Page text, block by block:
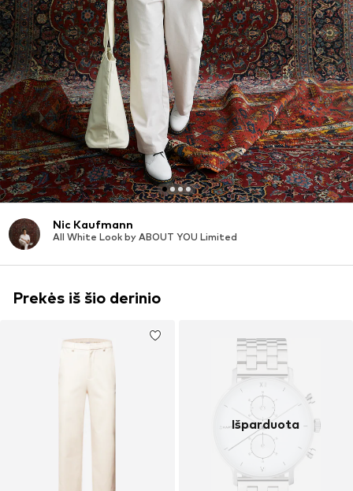
Nic Kaufmann
All White Look by ABOUT YOU Limited
Prekės iš šio derinio
Išparduota